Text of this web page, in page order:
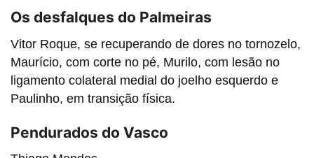
Os desfalques do Palmeiras
Vitor Roque, se recuperando de dores no tornozelo,
Maurício, com corte no pé, Murilo, com lesão no
ligamento colateral medial do joelho esquerdo e
Paulinho, em transição física.
Pendurados do Vasco